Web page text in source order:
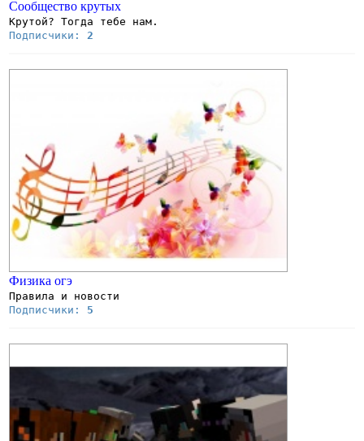
Сообщество крутых
Крутой? Тогда тебе нам.
Подписчики: 2
Физика огэ
Правила и новости
Подписчики: 5